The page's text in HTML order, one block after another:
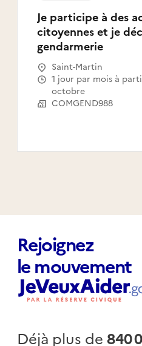
Je participe à des
citoyennes et je
gendarmerie
Saint-Martin
1 jour par mois à partir du 9
octobre
COMGEND988
Rejoignez
le mouvement
Déjà plus de840